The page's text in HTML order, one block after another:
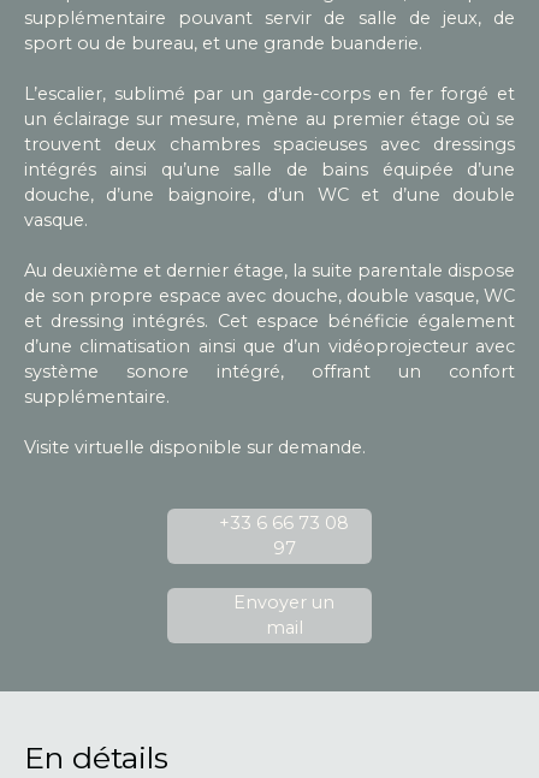
supplémentaire pouvant servir de salle de jeux, de
sport ou de bureau, et une grande buanderie.
L’escalier, sublimé par un garde-corps en fer forgé et
un éclairage sur mesure, mène au premier étage où se
trouvent deux chambres spacieuses avec dressings
intégrés ainsi qu’une salle de bains équipée d’une
douche, d’une baignoire, d’un WC et d’une double
vasque.
Au deuxième et dernier étage, la suite parentale dispose
de son propre espace avec douche, double vasque, WC
et dressing intégrés. Cet espace bénéficie également
d’une climatisation ainsi que d’un vidéoprojecteur avec
système sonore intégré, offrant un confort
supplémentaire.
Visite virtuelle disponible sur demande.
+33 6 66 73 08
97
Envoyer un
mail
En détails